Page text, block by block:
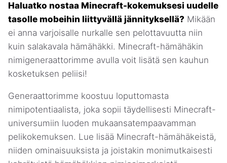
Haluatko nostaa Minecraft-kokemuksesi uudelle
tasolle mobeihin liittyvällä jännityksellä? Mikään
ei anna varjoisalle nurkalle sen pelottavuutta niin
kuin salakavala hämähäkki. Minecraft-hämähäkin
nimigeneraattorimme avulla voit lisätä sen kauhun
kosketuksen peliisi!
Generaattorimme koostuu loputtomasta
nimipotentiaalista, joka sopii täydellisesti Minecraft-
universumiin luoden mukaansatempaavamman
pelikokemuksen. Lue lisää Minecraft-hämähäkeistä,
niiden ominaisuuksista ja joistakin monimutkaisesti